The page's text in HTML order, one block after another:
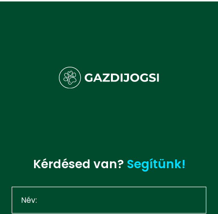
Kérdésed van? Segítünk!